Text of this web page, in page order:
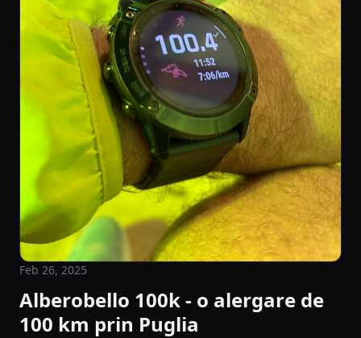
Feb 26, 2025
Alberobello 100k - o alergare de
100 km prin Puglia